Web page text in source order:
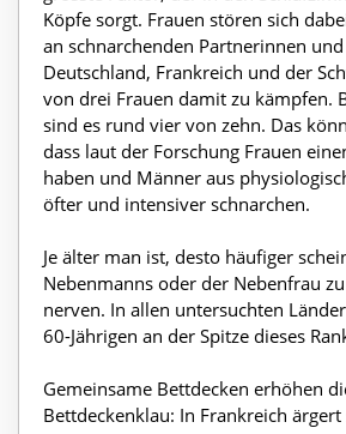
Köpfe sorgt. Frauen stören sich
an schnarchenden Partnerinnen
Deutschland, Frankreich und der
von drei Frauen damit zu kämpfen.
sind es rund vier von zehn. Das
dass laut der Forschung Frauen
haben und Männer aus
öfter und intensiver schnarchen.
Je älter man ist, desto häufiger
Nebenmanns oder der Nebenfrau
nerven. In allen untersuchten
60-Jährigen an der Spitze dieses
Gemeinsame Bettdecken erhöhen
Bettdeckenklau: In Frankreich